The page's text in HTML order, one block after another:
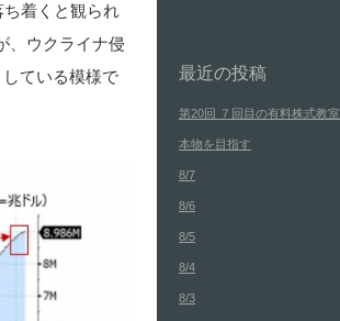
着くと観られ
、ウクライナ侵
ている模様で
最近の投稿
第20回 ７回目の有料株式教室
本物を目指す
8/7
8/6
8/5
8/4
8/3